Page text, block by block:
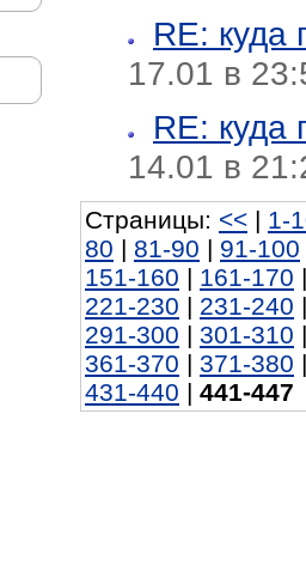
RE: куда
17.01 в
RE: куда
14.01 в
Страницы: << | 1-
80 | 81-90 | 91-100
151-160 | 161-170 |
221-230 | 231-240 |
291-300 | 301-310 |
361-370 | 371-380 |
431-440 | 441-447